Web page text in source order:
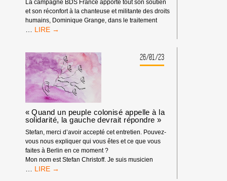
La campagne BDS France apporte tout son soutien
et son réconfort à la chanteuse et militante des droits
humains, Dominique Grange, dans le traitement
SOUTIEN
GRANGE
ET
TARDI
CONTRE
LA
CENSURE
DES
ÉDITIONS
CARLSEN
26/01/23
« Quand un peuple colonisé appelle à la
solidarité, la gauche devrait répondre »
Stefan, merci d’avoir accepté cet entretien. Pouvez-
vous nous expliquer qui vous êtes et ce que vous
faites à Berlin en ce moment ?
Mon nom est Stefan Christoff. Je suis musicien
<STRONG>« QUAND